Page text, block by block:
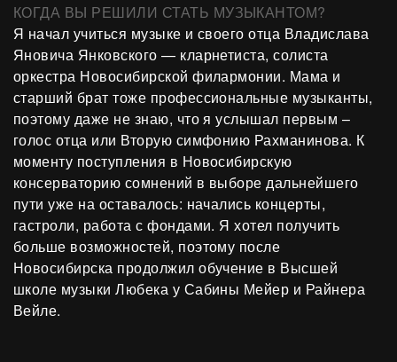
КОГДА ВЫ РЕШИЛИ СТАТЬ МУЗЫКАНТОМ?
Я начал учиться музыке и своего отца Владислава
Яновича Янковского — кларнетиста, солиста
оркестра Новосибирской филармонии. Мама и
старший брат тоже профессиональные музыканты,
поэтому даже не знаю, что я услышал первым –
голос отца или Вторую симфонию Рахманинова. К
моменту поступления в Новосибирскую
консерваторию сомнений в выборе дальнейшего
пути уже на оставалось: начались концерты,
гастроли, работа с фондами. Я хотел получить
больше возможностей, поэтому после
Новосибирска продолжил обучение в Высшей
школе музыки Любека у Сабины Мейер и Райнера
Вейле.